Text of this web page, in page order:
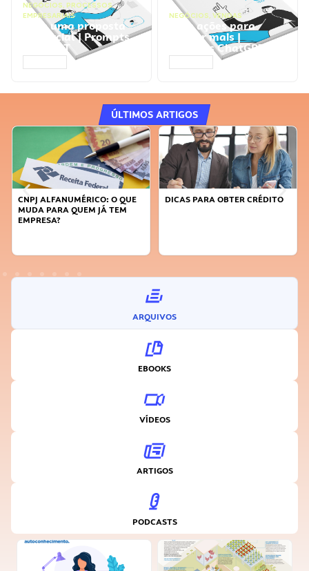
NEGÓCIOS, PROCESSOS
EMPRESARIAIS
Faça uma proposta
comercial | Prompts
ChatGPT
NEGÓCIOS, VENDAS
Faça ações para
vender mais |
Prompts ChatGPT
ÚLTIMOS ARTIGOS
CNPJ ALFANUMÉRICO: O QUE
MUDA PARA QUEM JÁ TEM
EMPRESA?
DICAS PARA OBTER CRÉDITO
ARQUIVOS
EBOOKS
VÍDEOS
ARTIGOS
PODCASTS